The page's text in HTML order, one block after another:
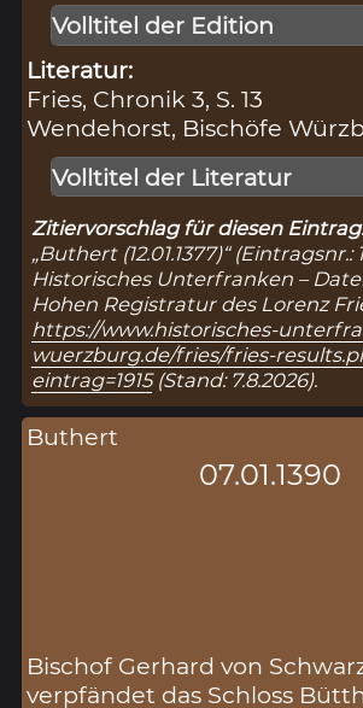
Volltitel der Edition
Literatur:
Fries, Chronik 3, S. 13
Wendehorst, Bischöfe
Volltitel der Literatur
Zitiervorschlag für diesen
„Buthert (12.01.1377)“ (Eintragsnr.:
Historisches Unterfranken –
Hohen Registratur des Lorenz
https://www.historisches-
wuerzburg.de/fries/fries-
eintrag=1915(Stand: 7.8.2026).
Buthert
07.01.1390
Bischof Gerhard von
verpfändet das Schloss